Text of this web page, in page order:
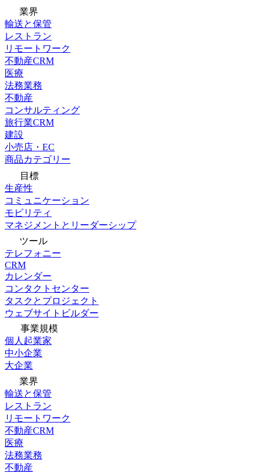
業界
輸送と保管
レストラン
リモートワーク
不動産CRM
医療
法務業務
不動産
コンサルティング
旅行業CRM
建設
小売店・EC
商品カテゴリー
目標
生産性
コミュニケーション
モビリティ
マネジメントとリーダーシップ
ツール
テレフォニー
CRM
カレンダー
コンタクトセンター
タスクとプロジェクト
ウェブサイトビルダー
事業規模
個人起業家
中小企業
大企業
業界
輸送と保管
レストラン
リモートワーク
不動産CRM
医療
法務業務
不動産